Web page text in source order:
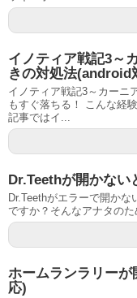
イノティア戦記3～
きの対処法(android
イノティア戦記3～カーニ
もすぐ落ちる！ こんな経
記事ではイ...
Dr.Teethが開かな
Dr.Teethがエラーで開か
ですか？そんなアナタのた
ホームランラリー
応)